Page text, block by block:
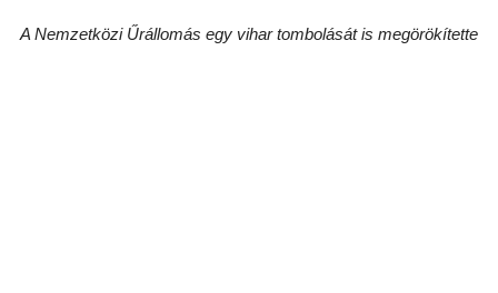
A Nemzetközi Űrállomás egy vihar tombolását is megörökítette